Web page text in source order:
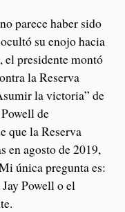
parece haber sido
su enojo hacia
presidente montó
la Reserva
la victoria” de
de
que la Reserva
en agosto de 2019,
única pregunta es:
Powell o el